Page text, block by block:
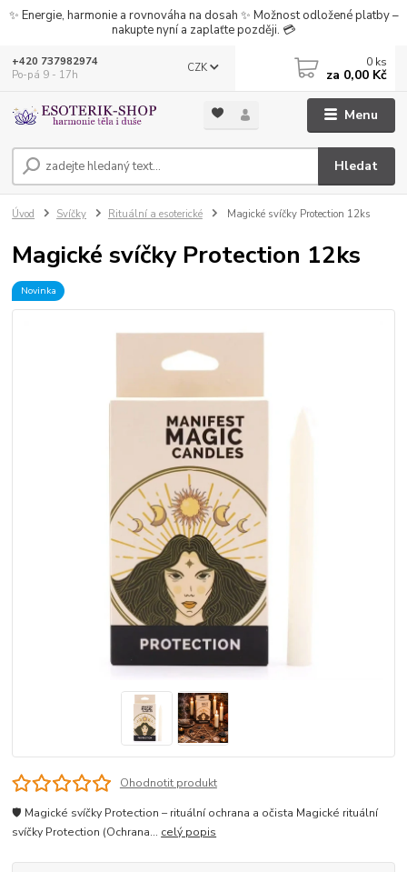
✨ Energie, harmonie a rovnováha na dosah ✨ Možnost odložené platby –
nakupte nyní a zaplaťte později. 💳
Menu
CZK
Hledat
+420 737982974
Po-pá 9 - 17h
0 ks
za 0,00 Kč
Úvod Svíčky Rituální a esoterické Magické svíčky Protection 12ks
Magické svíčky Protection 12ks
Novinka
Ohodnotit produkt
🛡️ Magické svíčky Protection – rituální ochrana a očista Magické rituální
svíčky Protection (Ochrana... celý popis